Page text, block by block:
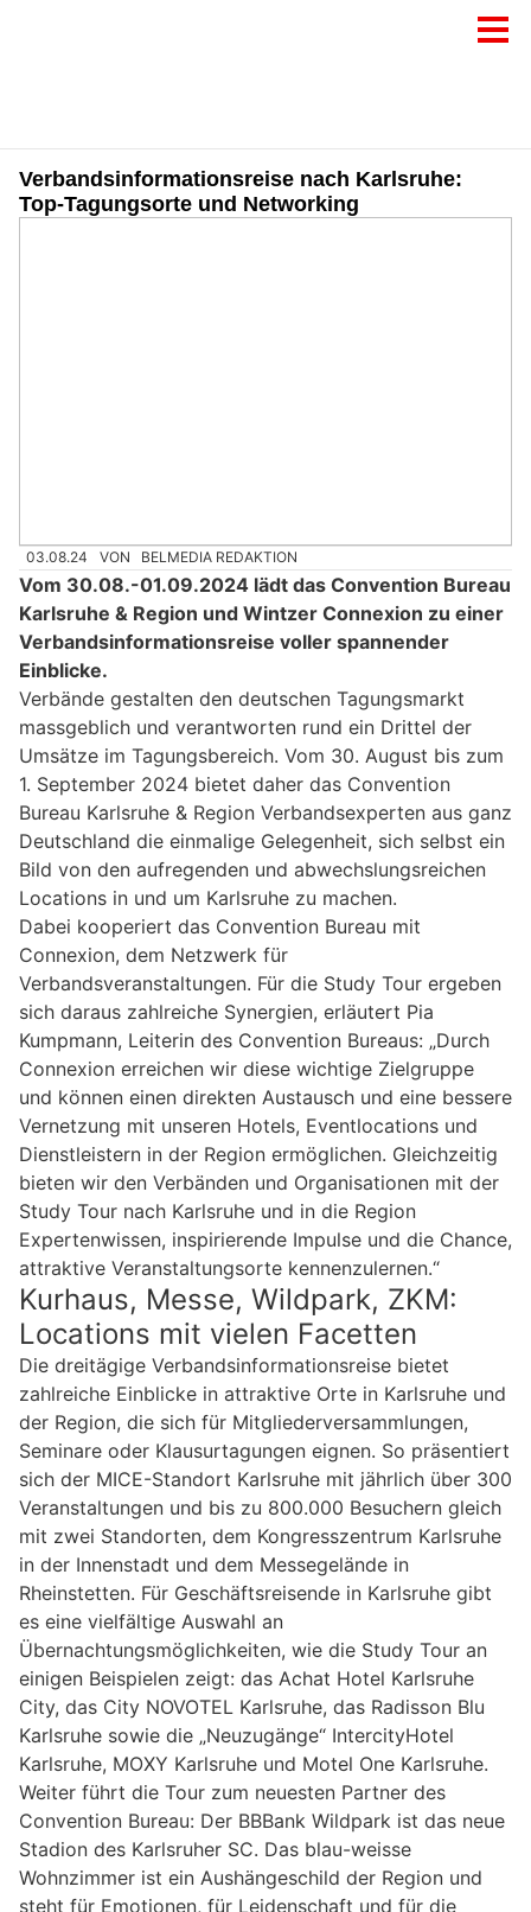
Verbandsinformationsreise nach Karlsruhe:
Top-Tagungsorte und Networking
03.08.24 VON BELMEDIA REDAKTION
Vom 30.08.-01.09.2024 lädt das Convention Bureau
Karlsruhe & Region und Wintzer Connexion zu einer
Verbandsinformationsreise voller spannender
Einblicke.
Verbände gestalten den deutschen Tagungsmarkt
massgeblich und verantworten rund ein Drittel der
Umsätze im Tagungsbereich. Vom 30. August bis zum
1. September 2024 bietet daher das Convention
Bureau Karlsruhe & Region Verbandsexperten aus ganz
Deutschland die einmalige Gelegenheit, sich selbst ein
Bild von den aufregenden und abwechslungsreichen
Locations in und um Karlsruhe zu machen.
Dabei kooperiert das Convention Bureau mit
Connexion, dem Netzwerk für
Verbandsveranstaltungen. Für die Study Tour ergeben
sich daraus zahlreiche Synergien, erläutert Pia
Kumpmann, Leiterin des Convention Bureaus: „Durch
Connexion erreichen wir diese wichtige Zielgruppe
und können einen direkten Austausch und eine bessere
Vernetzung mit unseren Hotels, Eventlocations und
Dienstleistern in der Region ermöglichen. Gleichzeitig
bieten wir den Verbänden und Organisationen mit der
Study Tour nach Karlsruhe und in die Region
Expertenwissen, inspirierende Impulse und die Chance,
attraktive Veranstaltungsorte kennenzulernen.“
Kurhaus, Messe, Wildpark, ZKM:
Locations mit vielen Facetten
Die dreitägige Verbandsinformationsreise bietet
zahlreiche Einblicke in attraktive Orte in Karlsruhe und
der Region, die sich für Mitgliederversammlungen,
Seminare oder Klausurtagungen eignen. So präsentiert
sich der MICE-Standort Karlsruhe mit jährlich über 300
Veranstaltungen und bis zu 800.000 Besuchern gleich
mit zwei Standorten, dem Kongresszentrum Karlsruhe
in der Innenstadt und dem Messegelände in
Rheinstetten. Für Geschäftsreisende in Karlsruhe gibt
es eine vielfältige Auswahl an
Übernachtungsmöglichkeiten, wie die Study Tour an
einigen Beispielen zeigt: das Achat Hotel Karlsruhe
City, das City NOVOTEL Karlsruhe, das Radisson Blu
Karlsruhe sowie die „Neuzugänge“ IntercityHotel
Karlsruhe, MOXY Karlsruhe und Motel One Karlsruhe.
Weiter führt die Tour zum neuesten Partner des
Convention Bureau: Der BBBank Wildpark ist das neue
Stadion des Karlsruher SC. Das blau-weisse
Wohnzimmer ist ein Aushängeschild der Region und
steht für Emotionen, für Leidenschaft und für die